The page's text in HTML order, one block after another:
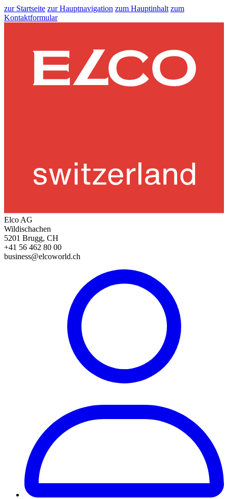
zur Startseite zur Hauptnavigation zum Hauptinhalt zum
Kontaktformular
Elco AG
Wildischachen
5201 Brugg, CH
+41 56 462 80 00
business@elcoworld.ch